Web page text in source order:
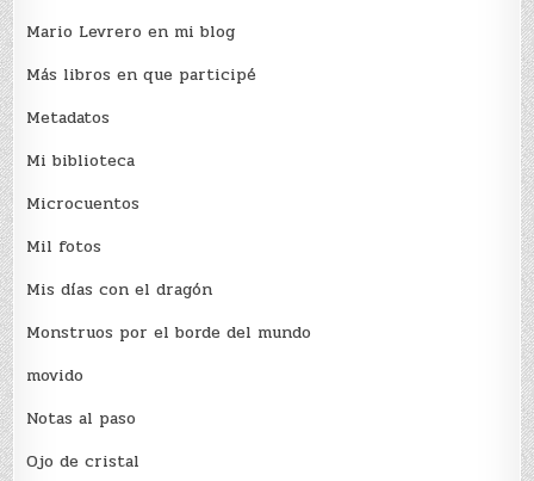
Mario Levrero en mi blog
Más libros en que participé
Metadatos
Mi biblioteca
Microcuentos
Mil fotos
Mis días con el dragón
Monstruos por el borde del mundo
movido
Notas al paso
Ojo de cristal